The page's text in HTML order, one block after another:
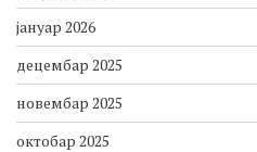
јануар 2026
децембар 2025
новембар 2025
октобар 2025